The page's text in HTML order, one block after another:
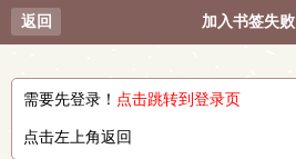
返回 加入书签失败
需要先登录！ 点击跳转到登录页
点击左上角返回